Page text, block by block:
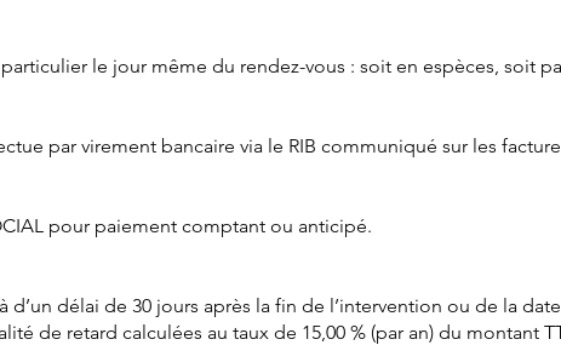
le jour même du rendez-vous : soit en espèces, soit
par virement bancaire via le RIB communiqué sur les
pour paiement comptant ou anticipé.
délai de 30 jours après la fin de l’intervention ou de la
de retard calculées au taux de 15,00 % (par an) du montant